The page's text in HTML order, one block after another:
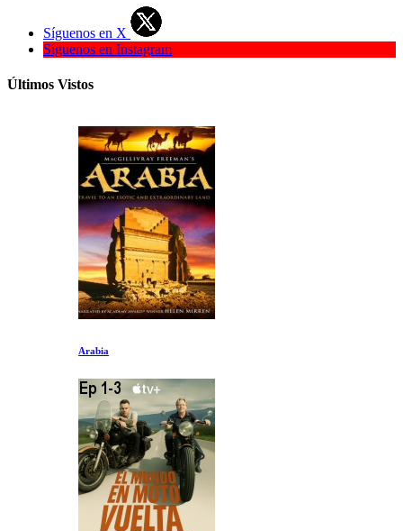
Síguenos en X
Síguenos en Instagram
Últimos Vistos